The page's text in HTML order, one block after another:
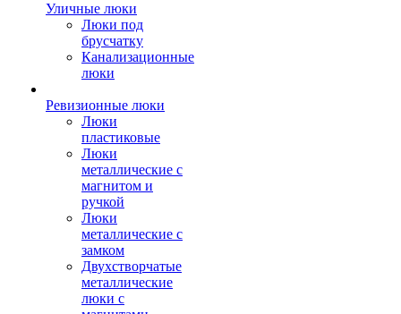
Уличные люки
Люки под
брусчатку
Канализационные
люки
Ревизионные люки
Люки
пластиковые
Люки
металлические с
магнитом и
ручкой
Люки
металлические с
замком
Двухстворчатые
металлические
люки с